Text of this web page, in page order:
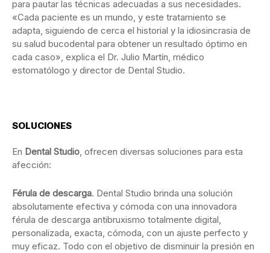
para pautar las técnicas adecuadas a sus necesidades.
«Cada paciente es un mundo, y este tratamiento se
adapta, siguiendo de cerca el historial y la idiosincrasia de
su salud bucodental para obtener un resultado óptimo en
cada caso», explica el Dr. Julio Martín, médico
estomatólogo y director de Dental Studio.
SOLUCIONES
En Dental Studio, ofrecen diversas soluciones para esta
afección:
Férula de descarga. Dental Studio brinda una solución
absolutamente efectiva y cómoda con una innovadora
férula de descarga antibruxismo totalmente digital,
personalizada, exacta, cómoda, con un ajuste perfecto y
muy eficaz. Todo con el objetivo de disminuir la presión en